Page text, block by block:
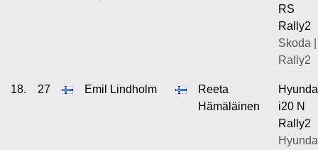
RS
Rally2
Skoda |
Rally2
18. 27 Emil Lindholm
Reeta
Hämäläinen
i20 N
Rally2